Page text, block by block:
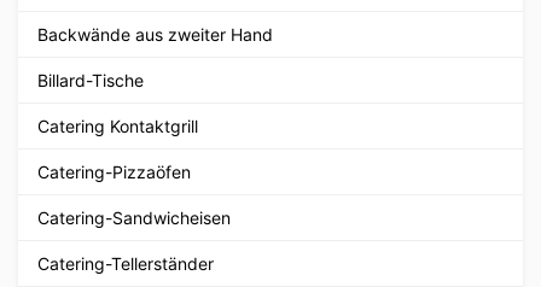
Backwände aus zweiter Hand
Billard-Tische
Catering Kontaktgrill
Catering-Pizzaöfen
Catering-Sandwicheisen
Catering-Tellerständer